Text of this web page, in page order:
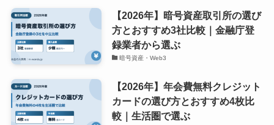
【2026年】暗号資産取引所の選び
方とおすすめ3社比較｜金融庁登
録業者から選ぶ
暗号資産・Web3
【2026年】年会費無料クレジット
カードの選び方とおすすめ4枚比
較｜生活圏で選ぶ